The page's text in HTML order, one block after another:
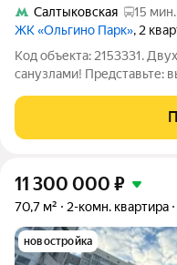
Салтыковская
15 мин.
ЖК «Ольгино Парк», 2
Код объекта: 2153331.
санузлами! Представьте:
ремонт, очень тепло и
двор и на сквер). Что
11 300 000 ₽
70,7 м² 2-комн. квартира
новостройка